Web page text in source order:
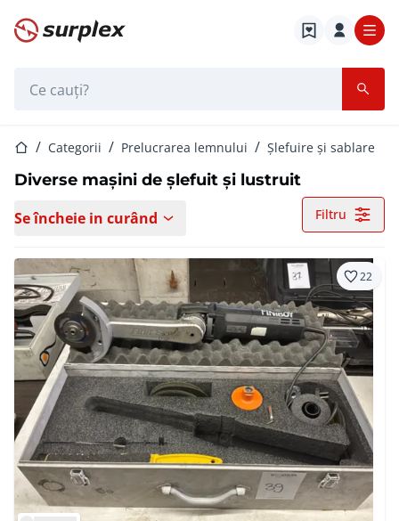
Pagina de start
Pagina de start
Categorii Prelucrarea lemnului Șlefuire și sablare
Diverse mașini de șlefuit și lustruit
Se încheie in curând Filtru
22